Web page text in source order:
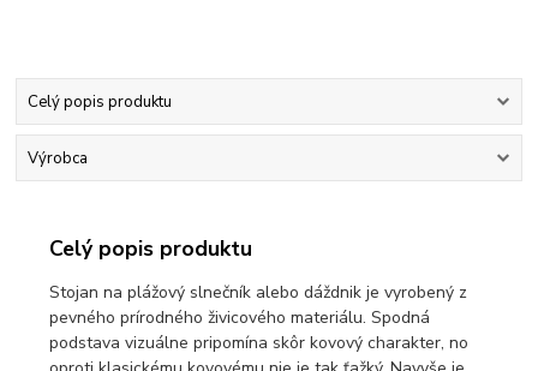
Celý popis produktu
Výrobca
Celý popis produktu
Stojan na plážový slnečník alebo dáždnik je vyrobený z
pevného prírodného živicového materiálu. Spodná
podstava vizuálne pripomína skôr kovový charakter, no